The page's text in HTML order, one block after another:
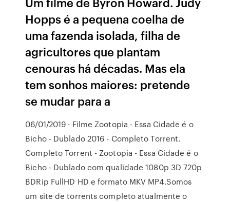
Hopps é a pequena coelha de
uma fazenda isolada, filha de
agricultores que plantam
cenouras há décadas. Mas ela
tem sonhos maiores: pretende
se mudar para a
06/01/2019 · Filme Zootopia - Essa Cidade é o
Bicho - Dublado 2016 - Completo Torrent.
Completo Torrent - Zootopia - Essa Cidade é o
Bicho - Dublado com qualidade 1080p 3D 720p
BDRip FullHD HD e formato MKV MP4.Somos
um site de torrents completo atualmente o